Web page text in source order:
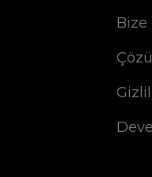
Bize